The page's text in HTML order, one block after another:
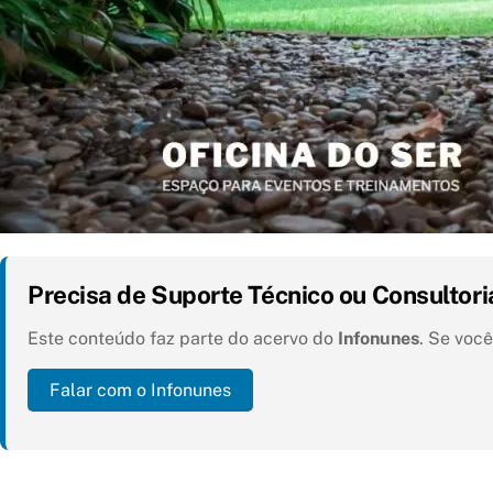
Precisa de Suporte Técnico ou
Este conteúdo faz parte do acervo do Infonunes. Se
Falar com o Infonunes